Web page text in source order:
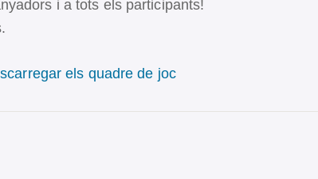
i a tots els participants!
els quadre de joc